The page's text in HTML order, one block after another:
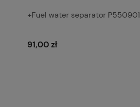
+Fuel water separator P550901
91,00 zł